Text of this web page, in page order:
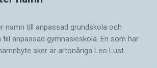
namn till anpassad grundskola och
anpassad gymnasieskola. En som har
sker är artonåriga Leo Lust…